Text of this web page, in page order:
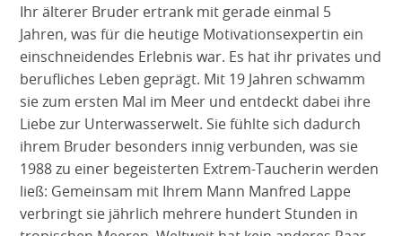
Ihr älterer Bruder ertrank mit gerade einmal 5
Jahren, was für die heutige Motivationsexpertin ein
einschneidendes Erlebnis war. Es hat ihr privates und
berufliches Leben geprägt. Mit 19 Jahren schwamm
sie zum ersten Mal im Meer und entdeckt dabei ihre
Liebe zur Unterwasserwelt. Sie fühlte sich dadurch
ihrem Bruder besonders innig verbunden, was sie
1988 zu einer begeisterten Extrem-Taucherin werden
ließ: Gemeinsam mit Ihrem Mann Manfred Lappe
verbringt sie jährlich mehrere hundert Stunden in